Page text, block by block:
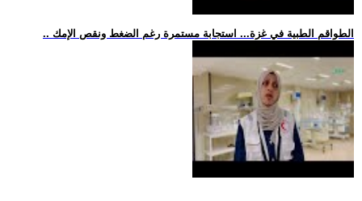
.. الطواقم الطبية في غزة... استجابة مستمرة رغم الضغط ونقص الإمك